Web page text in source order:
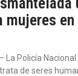
mujeres
– La Policía
de seres